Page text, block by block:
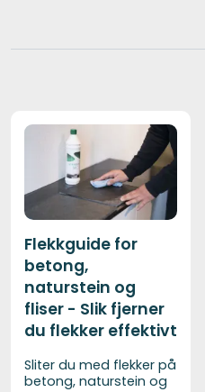
Flekkguide for
betong,
naturstein og
fliser - Slik fjerner
du flekker effektivt
Sliter du med flekker på
betong, naturstein og